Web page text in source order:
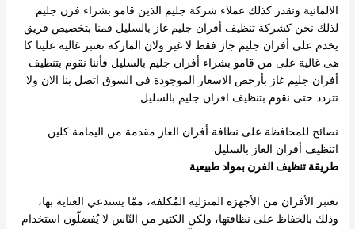
الالمانية ونقدر كذلك عملاء شركة جليم الذين قامو بشراء فرن جليم
لذلك نحن كشركة تنظيف أفران جليم غاز بالسليل قمنا بتخصيص فريق
يخدم على أفران جليم جاز فقط لا غير ولان الماركة تعتبر غالية علينا كا
هى غالية على من قامو بشراء أفران جليم بالسليل فأننا نقوم بتنظيف
أفران جليم غاز بأرخص الاسعار الموجودة فى السوق اتصل بنا الان ولا
تتردد حتى نقوم بتنظيف افران جليم بالسليل
نصائح للمحافظة على نظافة أفران الغاز مقدمة من اليمامة كلين
اتنظيف أفران الغاز بالسليل
طريقة تنظيف الفرن بمواد طبيعية
تعتبر الأفران من الأجهزة المنزلية المُكلفة، ممّا يستدعي العناية بها،
وذلك بالحفاظ على نظافتها، ولكن الكثير من النّاس لا يُفضلّون استخدام